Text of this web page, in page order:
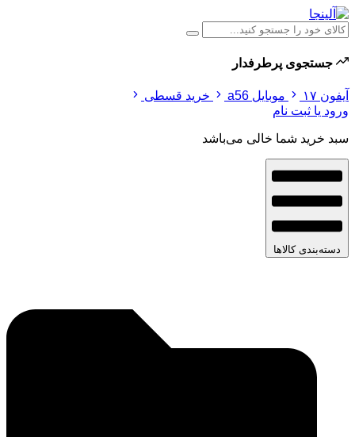
جستجوی پرطرفدار
آیفون ۱۷ موبایل a56
خرید قسطی
ورود یا ثبت نام
سبد خرید شما خالی می‌باشد
دسته‌بندی کالاها